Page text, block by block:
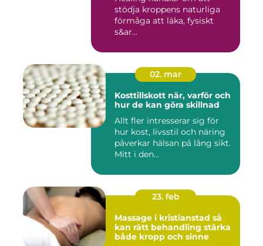
stödja kroppens naturliga
förmåga att läka, fysiskt
s&ar...
02. mar
Kosttillskott när, varför och
hur de kan göra skillnad
Allt fler intresserar sig för
hur kost, livsstil och näring
påverkar hälsan på lång sikt.
Mitt i den...
23. feb
Massage i kristianstad så
kan rätt behandling stärka
både kropp och sinne